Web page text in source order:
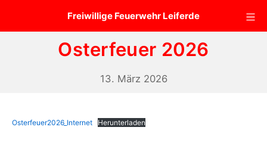
Freiwillige Feuerwehr Leiferde
Osterfeuer 2026
13. März 202613.
Osterfeuer2026_Internet Herunterladen